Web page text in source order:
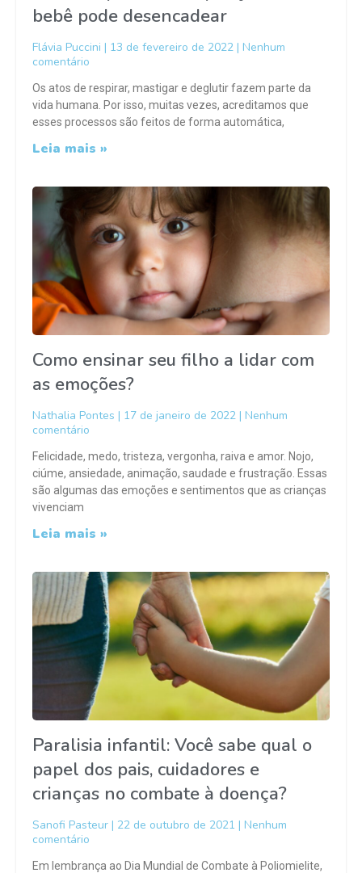
bebê pode desencadear
Flávia Puccini 13 de fevereiro de 2022
Nenhum
comentário
Os atos de respirar, mastigar e deglutir fazem parte da
vida humana. Por isso, muitas vezes, acreditamos que
esses processos são feitos de forma automática,
Leia mais »
Como ensinar seu filho a lidar com
as emoções?
Nathalia Pontes 17 de janeiro de 2022
Nenhum
comentário
Felicidade, medo, tristeza, vergonha, raiva e amor. Nojo,
ciúme, ansiedade, animação, saudade e frustração. Essas
são algumas das emoções e sentimentos que as crianças
vivenciam
Leia mais »
Paralisia infantil: Você sabe qual o
papel dos pais, cuidadores e
crianças no combate à doença?
Sanofi Pasteur 22 de outubro de 2021
Nenhum
comentário
Em lembrança ao Dia Mundial de Combate à Poliomielite,